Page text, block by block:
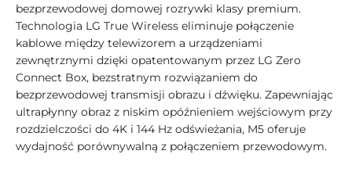
bezprzewodowej domowej rozrywki klasy premium.
Technologia LG True Wireless eliminuje połączenie
kablowe między telewizorem a urządzeniami
zewnętrznymi dzięki opatentowanym przez LG Zero
Connect Box, bezstratnym rozwiązaniem do
bezprzewodowej transmisji obrazu i dźwięku. Zapewniając
ultrapłynny obraz z niskim opóźnieniem wejściowym przy
rozdzielczości do 4K i 144 Hz odświeżania, M5 oferuje
wydajność porównywalną z połączeniem przewodowym.